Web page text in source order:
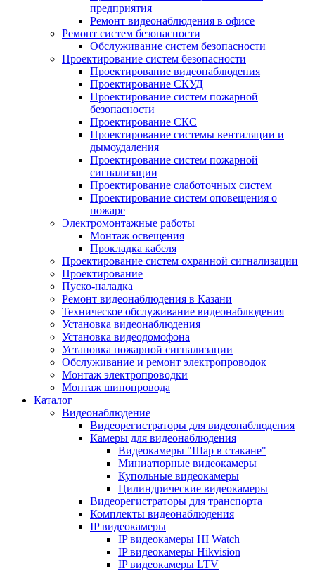
предприятия
Ремонт видеонаблюдения в офисе
Ремонт систем безопасности
Обслуживание систем безопасности
Проектирование систем безопасности
Проектирование видеонаблюдения
Проектирование СКУД
Проектирование систем пожарной
безопасности
Проектирование СКС
Проектирование системы вентиляции и
дымоудаления
Проектирование систем пожарной
сигнализации
Проектирование слаботочных систем
Проектирование систем оповещения о
пожаре
Электромонтажные работы
Монтаж освещения
Прокладка кабеля
Проектирование систем охранной сигнализации
Проектирование
Пуско-наладка
Ремонт видеонаблюдения в Казани
Техническое обслуживание видеонаблюдения
Установка видеонаблюдения
Установка видеодомофона
Установка пожарной сигнализации
Обслуживание и ремонт электропроводок
Монтаж электропроводки
Монтаж шинопровода
Каталог
Видеонаблюдение
Видеорегистраторы для видеонаблюдения
Камеры для видеонаблюдения
Видеокамеры "Шар в стакане"
Миниатюрные видеокамеры
Купольные видеокамеры
Цилиндрические видеокамеры
Видеорегистраторы для транспорта
Комплекты видеонаблюдения
IP видеокамеры
IP видеокамеры HI Watch
IP видеокамеры Hikvision
IP видеокамеры LTV